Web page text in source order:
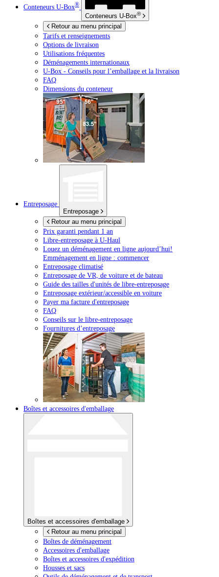
Conteneurs U-Box®
Conteneurs U-Box®
Retour au menu principal
Tarifs et renseignements
Options de livraison
Utilisations fréquentes
Déménagements internationaux
U-Box - Conseils pour l’emballage et la livraison
FAQ
Dimensions du conteneur
Entreposage
Entreposage
Retour au menu principal
Prix garanti pendant 1 an
Libre-entreposage à U-Haul
Louez un déménagement en ligne aujourd’hui!
Emménagement en ligne : commencer
Entreposage climatisé
Entreposage de VR, de voiture et de bateau
Guide des tailles d'unités de libre-entreposage
Entreposage extérieur/accessible en voiture
Payer ma facture d'entreposage
FAQ
Conseils sur le libre-entreposage
Fournitures d’entreposage
Boîtes et accessoires d'emballage
Boîtes et accessoires d'emballage
Retour au menu principal
Boîtes de déménagement
Accessoires d'emballage
Boîtes et accessoires d'expédition
Housses et sacs